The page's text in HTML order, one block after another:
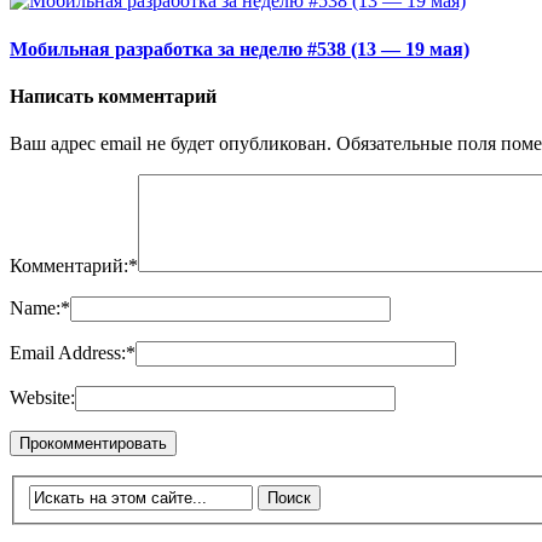
Мобильная разработка за неделю #538 (13 — 19 мая)
Написать комментарий
Ваш адрес email не будет опубликован. Обязательные поля
Комментарий:*
Name:*
Email Address:*
Website: